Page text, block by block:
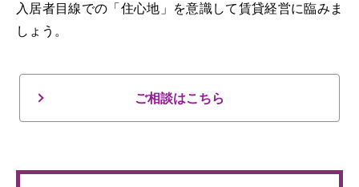
入居者目線での「住心地」を意識して賃貸経営に臨みま
しょう。
ご相談はこちら